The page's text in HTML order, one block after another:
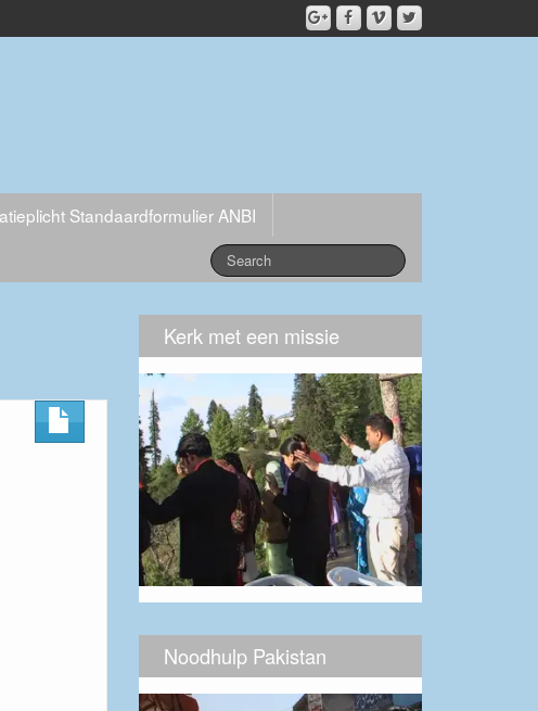
Standaardformulier ANBI
Kerk met een missie
Noodhulp Pakistan